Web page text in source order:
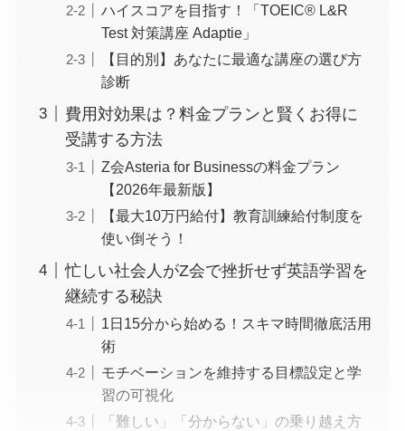
ハイスコアを目指す！「TOEIC® L&R
Test 対策講座 Adaptie」
【目的別】あなたに最適な講座の選び方
診断
費用対効果は？料金プランと賢くお得に
受講する方法
Z会Asteria for Businessの料金プラン
【2026年最新版】
【最大10万円給付】教育訓練給付制度を
使い倒そう！
忙しい社会人がZ会で挫折せず英語学習を
継続する秘訣
1日15分から始める！スキマ時間徹底活用
術
モチベーションを維持する目標設定と学
習の可視化
「難しい」「分からない」の乗り越え方